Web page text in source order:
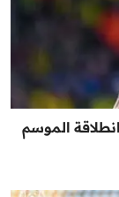
الموسم